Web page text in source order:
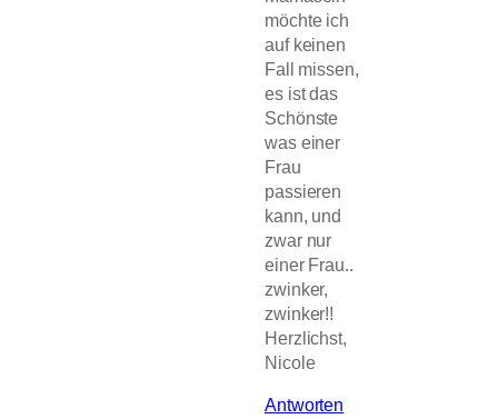
möchte ich
auf keinen
Fall missen,
es ist das
Schönste
was einer
Frau
passieren
kann, und
zwar nur
einer Frau..
zwinker,
zwinker!!
Herzlichst,
Nicole
Antworten